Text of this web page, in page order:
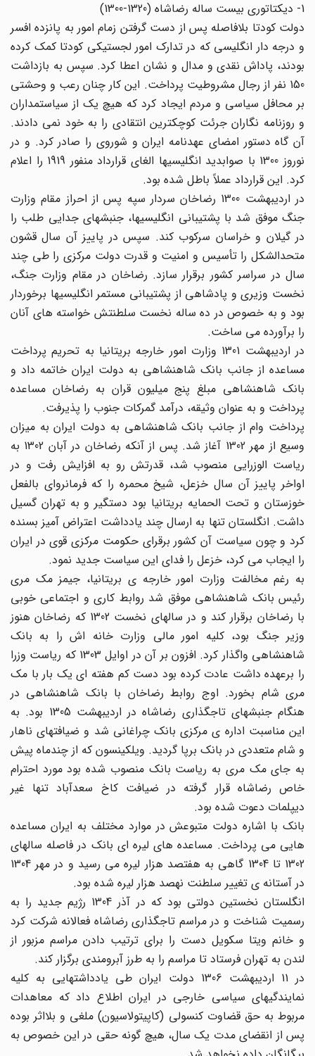
دولت کودتا بلافاصله پس از دست گرفتن زمام امور به پانزده افسر
و درجه دار انگلیسی که در تدارک امور لجستیکی کودتا کمک کرده
بودند، پاداش نقدی و مدال و نشان اعطا کرد. سپس به بازداشت
150 نفر از رجال مشروطیت پرداخت. این کار چنان رعب و وحشتی
بر محافل سیاسی و مردم ایجاد کرد که هیچ یک از سیاستمداران
و روزنامه نگاران جرئت کوچکترین انتقادی را به خود نمی دادند.
آن گاه دستور امضای عهدنامه ایران و شوروی را صادر کرد. و در
نوروز 1300 با صوابدید انگلیسیها الغای قرارداد منفور 1919 را اعلام
کرد. این قرارداد عملاً باطل شده بود.
در اردیبهشت 1300 رضاخان سردار سپه پس از احراز مقام وزارت
جنگ موفق شد با پشتیبانی انگلیسیها، جنبشهای جدایی طلب را
در گیلان و خراسان سرکوب کند. سپس در پاییز آن سال قشون
متحدالشکل را تأسیس و امنیت و قدرت دولت مرکزی را طی چند
سال در سراسر کشور برقرار سازد. رضاخان در مقام وزارت جنگ،
نخست وزیری و پادشاهی از پشتیبانی مستمر انگلیسیها برخوردار
بود و به خصوص در ده ساله نخست سلطنتش خواسته های آنان
را برآورده می ساخت.
در اردیبهشت 1301 وزارت امور خارجه بریتانیا به تحریم پرداخت
مساعده از جانب بانک شاهنشاهی به دولت ایران خاتمه داد و
بانک شاهنشاهی مبلغ پنج میلیون قران به رضاخان مساعده
پرداخت و به عنوان وثیقه، درآمد گمرکات جنوب را پذیرفت.
پرداخت وام از جانب بانک شاهنشاهی به دولت ایران به میزان
وسیع از مهر 1302 آغاز شد. پس از آنکه رضاخان در آبان 1302 به
ریاست الوزرایی منصوب شد، قدرتش رو به افزایش رفت و در
اواخر پاییز آن سال خزعل، شیخ محمره را که فرمانروای بالفعل
خوزستان و تحت الحمایه بریتانیا بود دستگیر و به تهران گسیل
داشت. انگلستان تنها به ارسال چند یادداشت اعتراض آمیز بسنده
کرد و چون سیاست آن کشور برقرای حکومت مرکزی قوی در ایران
را ایجاب می کرد، خزعل را فدای این سیاست جدید نمود.
به رغم مخالفت وزارت امور خارجه ی بریتانیا، جیمز مک مری
رئیس بانک شاهنشاهی موفق شد روابط کاری و اجتماعی خوبی
با رضاخان برقرار کند و در سالهای نخست 1302 که رضاخان هنوز
وزیر جنگ بود، کلیه امور مالی وزارت خانه اش را به بانک
شاهنشاهی واگذار کرد. افزون بر آن در اوایل 1303 که ریاست وزرا
را برعهده داشت عادت کرده بود دست کم هفته ای یک بار با مک
مری شام بخورد. اوج روابط رضاخان با بانک شاهنشاهی در
هنگام جنبشهای تاجگذاری رضاشاه در اردیبهشت 1305 بود. به
این مناسبت اداره ی مرکزی بانک چراغانی شد و ضیافتهای ناهار
و شام متعددی در بانک برپا گردید. ویلکینسون که از چندماه پیش
به جای مک مری به ریاست بانک منصوب شده بود مورد احترام
خاص رضاشاه قرار گرفته در ضیافت کاخ سعدآباد تنها غیر
دیپلمات دعوت شده بود.
بانک با اشاره دولت متبوعش در موارد مختلف به ایران مساعده
هایی می پرداخت. مساعده های لیره ای بانک در فاصله سالهای
1302 تا 1304 گاهی به هفتصد هزار لیره می رسید و در مهر 1304
در آستانه ی تغییر سلطنت نهصد هزار لیره شده بود.
انگلستان نخستین دولتی بود که در آذر 1304 رژیم جدید را به
رسمیت شناخت و در مراسم تاجگذاری رضاشاه فعالانه شرکت کرد
و خانم ویتا سکویل دست را برای ترتیب دادن مراسم مزبور از
لندن به تهران فرستاد تا مراسم را به طرز آبرومندی برگزار کند.
در 11 اردیبهشت 1306 دولت ایران طی یادداشتهایی به کلیه
نمایندگیهای سیاسی خارجی در ایران اطلاع داد که معاهدات
مربوط به حق قضاوت کنسولی (کاپیتولاسیون) ملغی و بلااثر بوده
پس از انقضای مدت یک سال، هیچ گونه حقی در این خصوص به